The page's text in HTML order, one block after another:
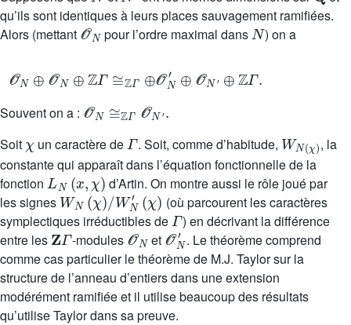
qu’ils sont identiques à leurs places sauvagement ramifiées.
Alors (mettant
𝒪N
pour l’ordre maximal dans
N
) on a
𝒪N ⊕𝒪 N⊕ ℤΓ≅ℤ ⊕𝒪N′ ⊕𝒪 N′⊕ ℤΓ.
Souvent on a :
Soit un caractère de . Soit, comme d’habitude,
, la
constante qui apparaît dans l’équation fonctionnelle de la
fonction
LN(x,χ)
d’Artin. On montre aussi le rôle joué par
les signes
WN(χ)/WN′(χ)
(où parcourent les caractères
symplectiques irréductibles de
Γ
) en décrivant la différence
entre les
ZΓ
-modules
𝒪N
et
𝒪N′
. Le théorème comprend
comme cas particulier le théorème de M.J. Taylor sur la
structure de l’anneau d’entiers dans une extension
modérément ramifiée et il utilise beaucoup des résultats
qu’utilise Taylor dans sa preuve.